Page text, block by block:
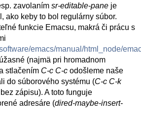
zavolaním sr-editable-pane je
ako keby to bol regulárny súbor.
funkcie Emacsu, makrá či prácu s
emacs/manual/html_node/
(najmä pri hromadnom
stlačením C-c C-c odošleme naše
do súborového systému (C-c C-k
zápisu). A toto funguje
adresáre (dired-maybe-insert-